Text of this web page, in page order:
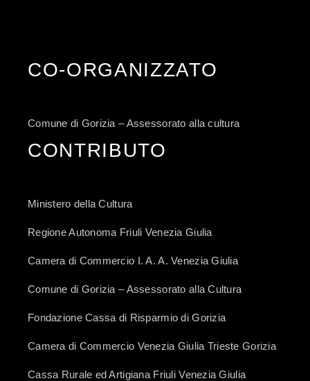
CO-ORGANIZZATO
Comune di Gorizia – Assessorato alla cultura
CONTRIBUTO
Ministero della Cultura
Regione Autonoma Friuli Venezia Giulia
Camera di Commercio I. A. A. Venezia Giulia
Comune di Gorizia – Assessorato alla Cultura
Fondazione Cassa di Risparmio di Gorizia
Camera di Commercio Venezia Giulia Trieste Gorizia
Cassa Rurale ed Artigiana Friuli Venezia Giulia